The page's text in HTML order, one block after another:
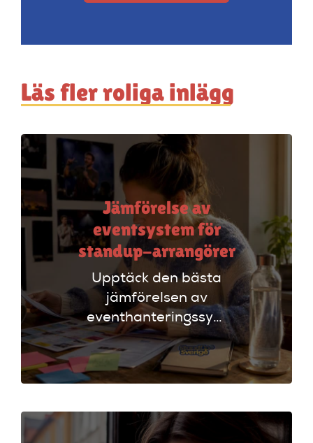
Läs fler roliga inlägg
Jämförelse av
eventsystem för
standup-arrangörer
Upptäck den bästa
jämförelsen av
eventhanteringssystem
för standup-
arrangörer. Få
insikter om
evenemangskalender
och biljettlänkar!